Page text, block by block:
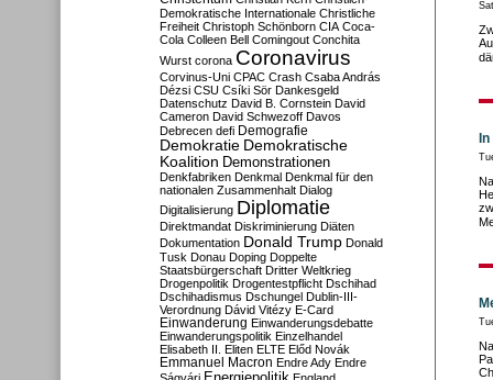
Demokratische Internationale Christliche
Freiheit Christoph Schönborn CIA Coca-
Cola Colleen Bell Comingout Conchita
Wurst corona Coronavirus
Corvinus-Uni CPAC Crash Csaba András
Dézsi CSU Csíki Sör Dankesgeld
Datenschutz David B. Cornstein David
Cameron David Schwezoff Davos
Debrecen defi Demografie
Demokratie Demokratische
Koalition Demonstrationen
Denkfabriken Denkmal Denkmal für den
nationalen Zusammenhalt Dialog
Digitalisierung Diplomatie
Direktmandat Diskriminierung Diäten
Dokumentation Donald Trump Donald
Tusk Donau Doping Doppelte
Staatsbürgerschaft Dritter Weltkrieg
Drogenpolitik Drogentestpflicht Dschihad
Dschihadismus Dschungel Dublin-III-
Verordnung Dávid Vitézy E-Card
Einwanderung Einwanderungsdebatte
Einwanderungspolitik Einzelhandel
Elisabeth II. Eliten ELTE Előd Novák
Emmanuel Macron Endre Ady Endre